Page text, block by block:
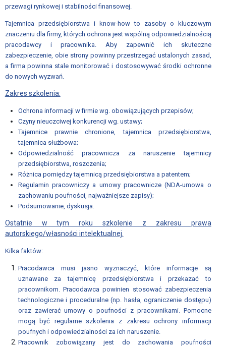
dla
Formularz
zgłoszeniowy
Mentee
MENTORZY
Mentorzy
Związku
Pracodawców
Polska
Miedź
VIII
Edycji
Działalność
DZIAŁALNOŚĆ
Rozwoju
Przemysłu
4.0
Wydarzenia
–
Akademia
przewagi rynkowej i stabilności finansowej.
Tajemnica przedsiębiorstwa i know-how to zasoby o kluczowym
znaczeniu dla firmy, których ochrona jest wspólną odpowiedzialnością
pracodawcy i pracownika. Aby zapewnić ich skuteczne
zabezpieczenie, obie strony powinny przestrzegać ustalonych zasad,
a firma powinna stale monitorować i dostosowywać środki ochronne
do nowych wyzwań.
Zakres szkolenia:
Ochrona informacji w firmie wg. obowiązujących przepisów;
Czyny nieuczciwej konkurencji wg. ustawy;
Tajemnice prawnie chronione, tajemnica przedsiębiorstwa,
tajemnica służbowa;
Odpowiedzialność pracownicza za naruszenie tajemnicy
przedsiębiorstwa, roszczenia;
Różnica pomiędzy tajemnicą przedsiębiorstwa a patentem;
Regulamin pracowniczy a umowy pracownicze (NDA-umowa o
zachowaniu poufności, najważniejsze zapisy);
Podsumowanie, dyskusja.
Ostatnie w tym roku szkolenie z zakresu prawa
autorskiego/własności intelektualnej.
Kilka faktów:
Pracodawca musi jasno wyznaczyć, które informacje są
uznawane za tajemnicę przedsiębiorstwa i przekazać to
pracownikom. Pracodawca powinien stosować zabezpieczenia
technologiczne i proceduralne (np. hasła, ograniczenie dostępu)
oraz zawierać umowy o poufności z pracownikami. Pomocne
mogą być regularne szkolenia z zakresu ochrony informacji
poufnych i odpowiedzialności za ich naruszenie.
Pracownik zobowiązany jest do zachowania poufności